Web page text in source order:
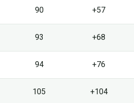
90 +57
93 +68
94 +76
105 +104